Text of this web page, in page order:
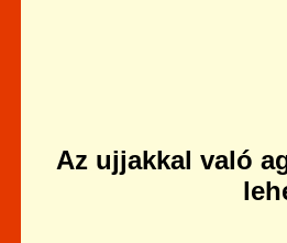
Az ujjakkal való